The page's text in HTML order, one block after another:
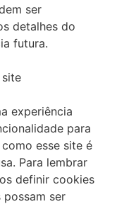
ser
detalhes do
futura.
experiência
para
esse site é
Para lembrar
definir cookies
possam ser